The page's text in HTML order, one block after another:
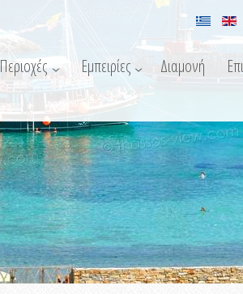
Περιοχές Εμπειρίες Διαμονή